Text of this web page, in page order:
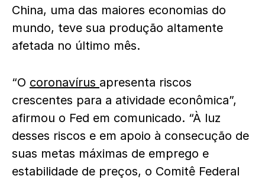
China, uma das maiores economias do
mundo, teve sua produção altamente
afetada no último mês.
“O coronavírus apresenta riscos
crescentes para a atividade econômica”,
afirmou o Fed em comunicado. “À luz
desses riscos e em apoio à consecução de
suas metas máximas de emprego e
estabilidade de preços, o Comitê Federal